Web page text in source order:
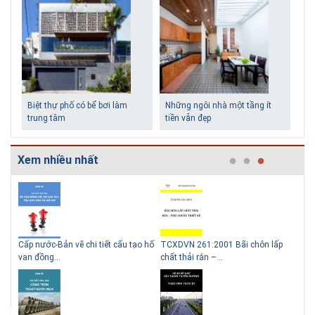
Biệt thự phố có bể bơi làm
trung tâm
Những ngôi nhà một tầng ít
tiền vẫn đẹp
Lý do nên sử dụng gạch block
để xây nhà
Thiết kế nhà siêu nhỏ độc đáo
Xem nhiều nhất
Cấp nước-Bản vẽ chi tiết cấu tạo hố
van đồng...
TCXDVN 261:2001 Bãi chôn lấp
chất thải rắn –...